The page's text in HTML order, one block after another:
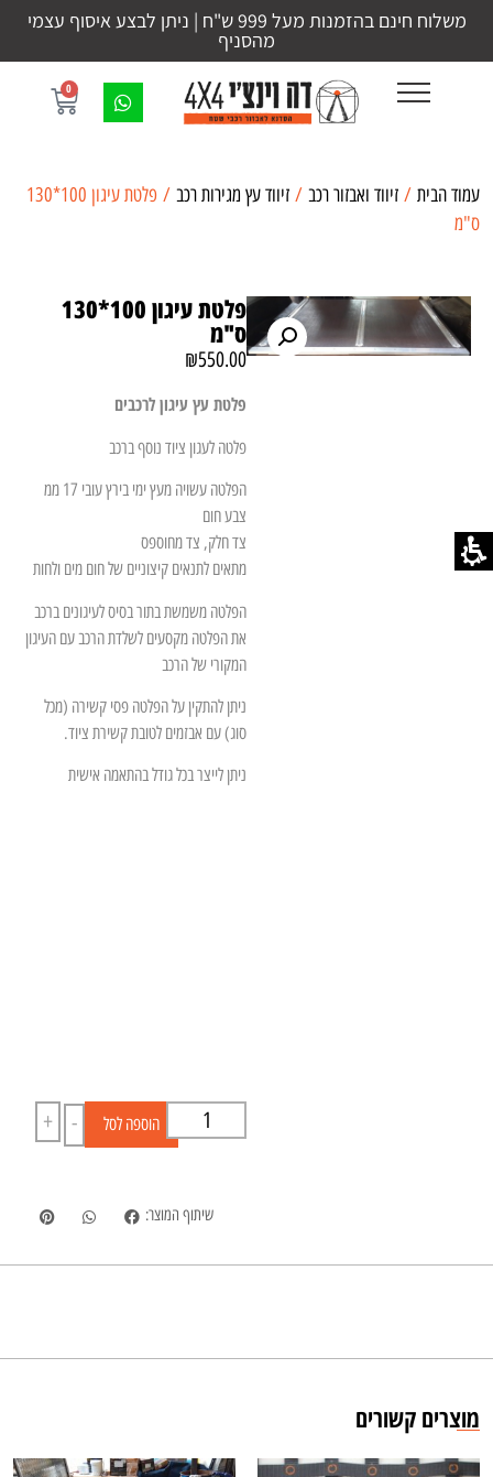
משלוח חינם בהזמנות מעל 999 ש"ח | ניתן לבצע איסוף עצמי
מהסניף
0
עמוד הבית / זיווד ואבזור רכב / זיווד עץ מגירות רכב
/ פלטת עיגון 100*130
ס"מ
פלטת עיגון 100*130
ס"מ
₪550.00
פלטת עץ עיגון לרכבים
פלטה לעגון ציוד נוסף ברכב
הפלטה עשויה מעץ ימי בירץ עובי 17 ממ
צבע חום
צד חלק, צד מחוספס
מתאים לתנאים קיצוניים של חום מים ולחות
הפלטה משמשת בתור בסיס לעיגונים ברכב
את הפלטה מקסעים לשלדת הרכב עם העיגון
המקורי של הרכב
ניתן להתקין על הפלטה פסי קשירה (מכל
סוג) עם אבזמים לטובת קשירת ציוד.
ניתן לייצר בכל גודל בהתאמה אישית
-
+ הוספה לסל
שיתוף המוצר:
מוצרים קשורים